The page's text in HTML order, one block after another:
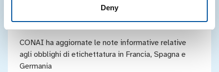
Deny
Francia, Spagna e Germania:
aggiornamenti note informative CONAI
CONAI ha aggiornate le note informative relative
agli obblighi di etichettatura in Francia, Spagna e
Germania